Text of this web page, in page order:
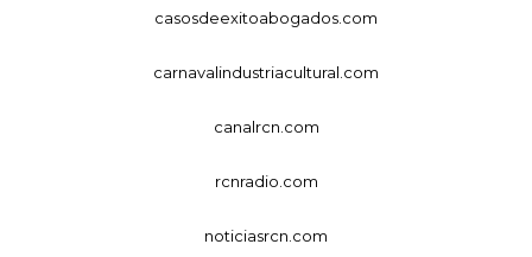
casosdeexitoabogados.com
carnavalindustriacultural.com
canalrcn.com
rcnradio.com
noticiasrcn.com